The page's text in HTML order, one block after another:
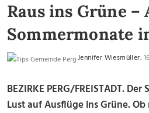
Raus ins Grüne
Sommermonate
Jennifer Wiesmüller,
BEZIRKE PERG/FREISTADT.
Lust auf Ausflüge ins Grüne.